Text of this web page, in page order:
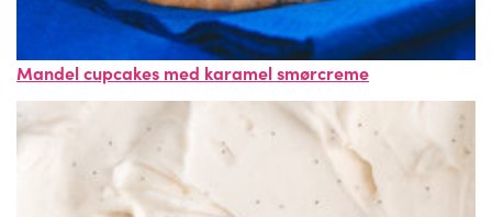
Mandel cupcakes med karamel smørcreme